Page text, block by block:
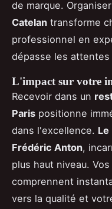
de marque.
Catelan transforme
professionnel en
dépasse les
L'impact sur votre
Recevoir dans un
Paris positionne
dans l'excellence. Le
Frédéric Anton,
plus haut niveau.
comprennent
vers la qualité et